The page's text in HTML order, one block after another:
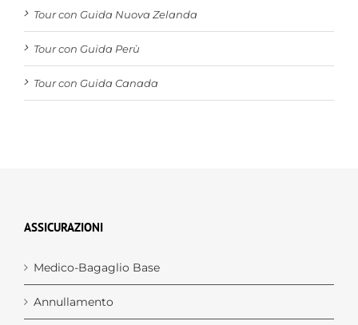
Tour con Guida Nuova Zelanda
Tour con Guida Perù
Tour con Guida Canada
ASSICURAZIONI
Medico-Bagaglio Base
Annullamento